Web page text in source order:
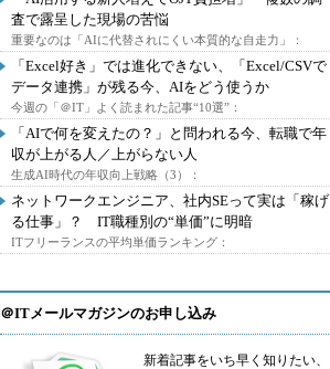
査で露呈した現場の苦悩
重要なのは「AIに代替されにくい本質的な自走力」：
「Excel好き」では進化できない、「Excel/CSVで
データ連携」が残る今、AIをどう使うか
今週の「＠IT」よく読まれた記事“10選”：
「AIで何を変えたの？」と問われる今、転職で年
収が上がる人／上がらない人
生成AI時代の年収向上戦略（3）：
ネットワークエンジニア、社内SEって実は「稼げ
る仕事」？ IT職種別の“単価”に明暗
ITフリーランスの平均単価ランキング：
＠ITメールマガジンのお申し込み
新着記事をいち早く知りたい、